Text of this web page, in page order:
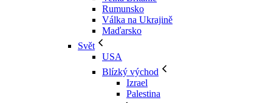
Rumunsko
Válka na Ukrajině
Maďarsko
Svět
USA
Blízký východ
Izrael
Palestina